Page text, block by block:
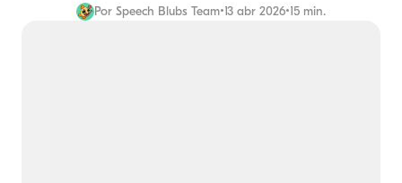
Por Speech Blubs Team•13 abr 2026•15 min.